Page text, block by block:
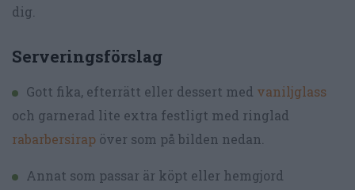
dig.
Serveringsförslag
Gott fika, efterrätt eller dessert med vaniljglass
och garnerad lite extra festligt med ringlad
rabarbersirap över som på bilden nedan.
Annat som passar är köpt eller hemgjord